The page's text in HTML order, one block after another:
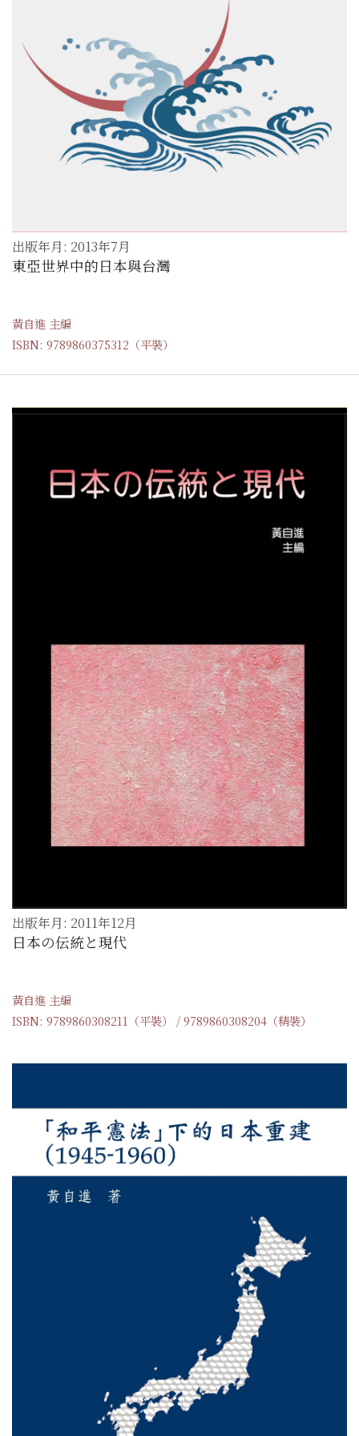
出版年月: 2013年7月
東亞世界中的日本與台灣
黃自進 主編
ISBN: 9789860375312（平裝）
出版年月: 2011年12月
日本の伝統と現代
黃自進 主編
ISBN: 9789860308211（平裝） / 9789860308204（精裝）